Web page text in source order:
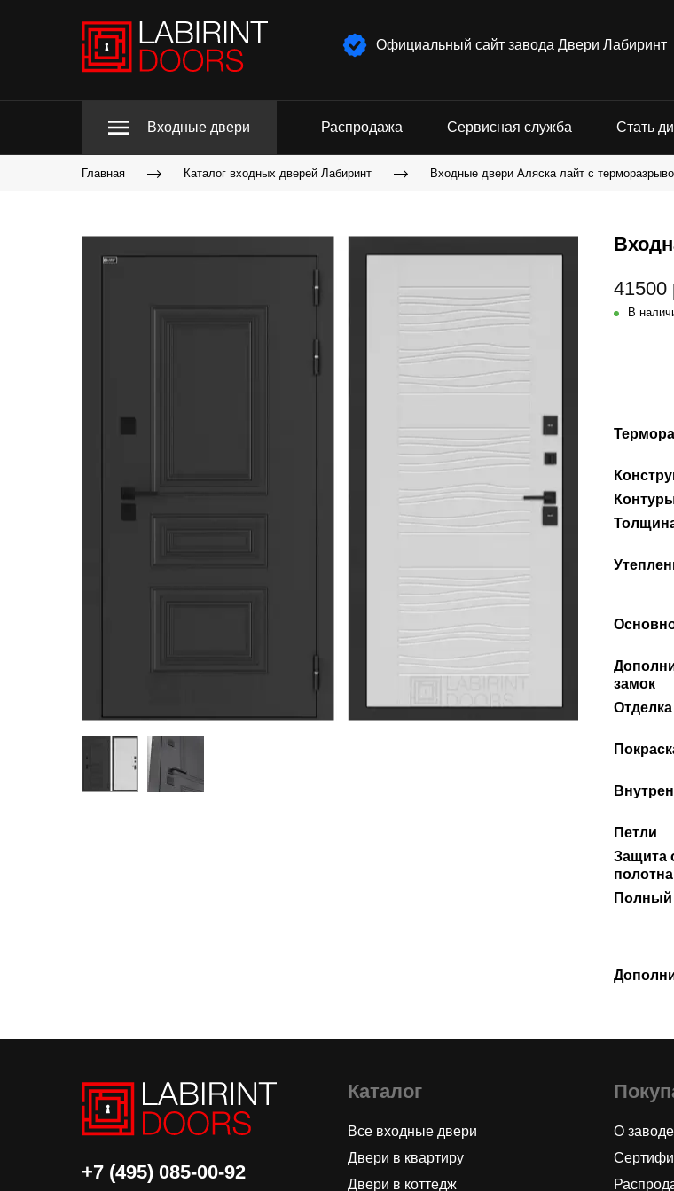
Официальный сайт завода Двери Лабиринт
Входные двери Распродажа Сервисная служба Стать
Главная Каталог входных дверей Лабиринт Входные двери Аляска лайт с
41500
В
замок
Петли
Защита
полотна
Полный
+7 (495) 085-00-92
Каталог
Все входные двери
Двери в квартиру
Двери в коттедж
О